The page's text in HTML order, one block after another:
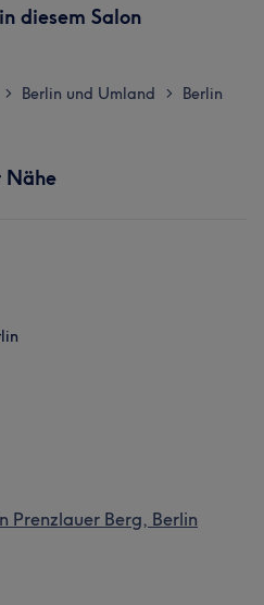
sagen
diesem Salon
> Berlin und Umland > Berlin
Nähe
Prenzlauer Berg, Berlin